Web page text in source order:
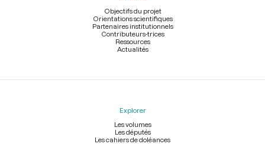
Objectifs du projet
Orientations scientifiques
Partenaires institutionnels
Contributeurs-trices
Ressources
Actualités
Explorer
Les volumes
Les députés
Les cahiers de doléances